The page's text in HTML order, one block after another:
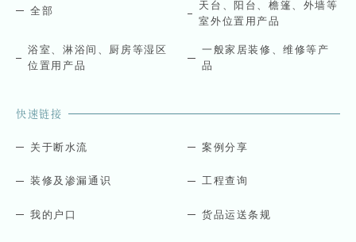
全部
天台、阳台、檐篷、外墙等
室外位置用产品
浴室、淋浴间、厨房等湿区
位置用产品
一般家居装修、维修等产
品
快速链接
关于断水流 案例分享
装修及渗漏通识 工程查询
我的户口 货品运送条规